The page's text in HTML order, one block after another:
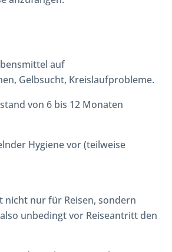
auf
Gelbsucht, Kreislaufprobleme.
von 6 bis 12 Monaten
Hygiene vor (teilweise
nicht nur für Reisen, sondern
unbedingt vor Reiseantritt den